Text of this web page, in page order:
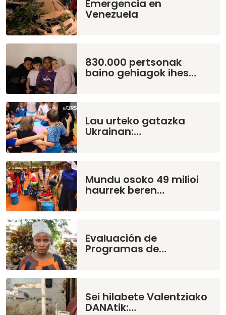
Emergencia en
Venezuela
830.000 pertsonak
baino gehiagok ihes…
Lau urteko gatazka
Ukrainan:…
Mundu osoko 49 milioi
haurrek beren…
Evaluación de
Programas de…
Sei hilabete Valentziako
DANAtik:…